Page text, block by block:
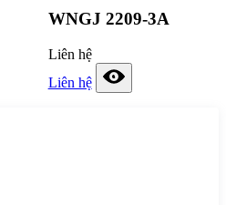
WNGJ 2209-3A
Liên hệ
Liên hệ